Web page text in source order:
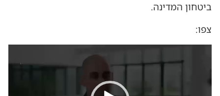
ביטחון המדינה.
צפו: